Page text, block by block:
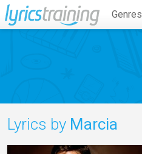
Genres
Lyrics by Marcia